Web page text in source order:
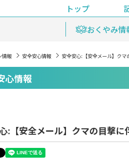
トップ
ニュースおくやみ情
情報 安全安心情報 安全安心:【安全メール】ク
心情報
:【安全メール】クマの目撃